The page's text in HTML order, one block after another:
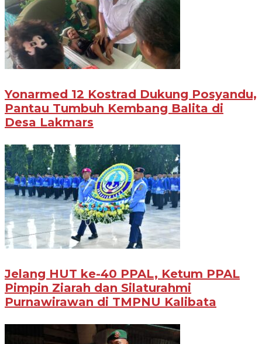
Yonarmed 12 Kostrad Dukung Posyandu,
Pantau Tumbuh Kembang Balita di
Desa Lakmars
Jelang HUT ke-40 PPAL, Ketum PPAL
Pimpin Ziarah dan Silaturahmi
Purnawirawan di TMPNU Kalibata